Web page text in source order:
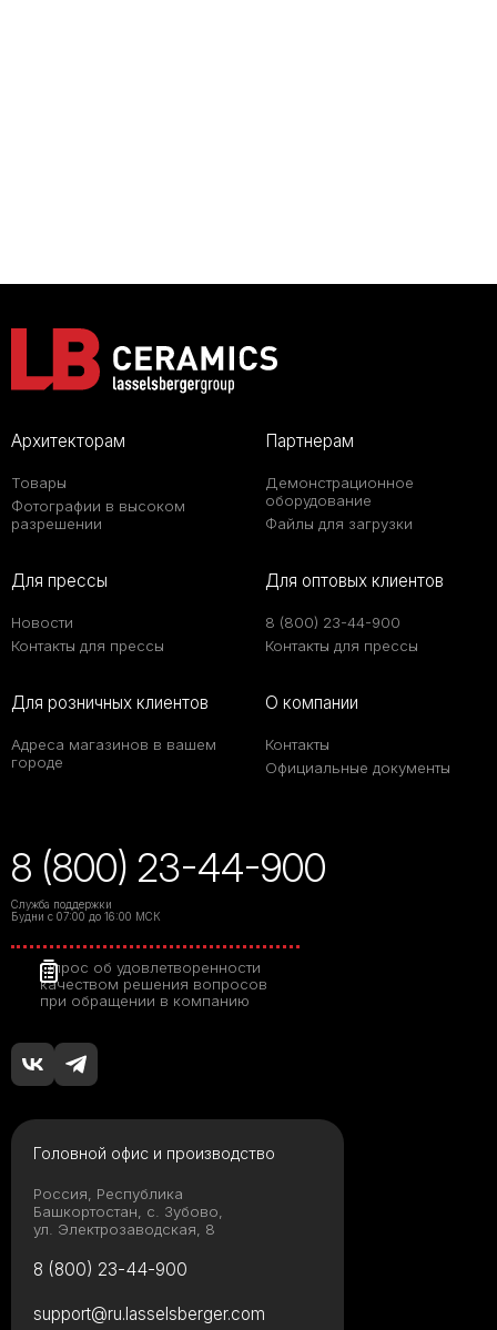
Архитекторам
Товары
Фотографии в высоком
разрешении
Партнерам
Демонстрационное
оборудование
Файлы для загрузки
Для прессы
Новости
Контакты для прессы
Для оптовых клиентов
8 (800) 23-44-900
Контакты для прессы
Для розничных клиентов
Адреса магазинов в вашем
городе
О компании
Контакты
Официальные документы
8 (800) 23-44-900
Служба поддержки
Будни с 07:00 до 16:00 МСК
Опрос об удовлетворенности
качеством решения вопросов
при обращении в компанию
Головной офис и производство
Россия, Республика
Башкортостан, с. Зубово,
ул. Электрозаводская, 8
8 (800) 23-44-900
support@ru.lasselsberger.com